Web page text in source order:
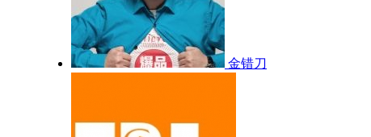
金错刀